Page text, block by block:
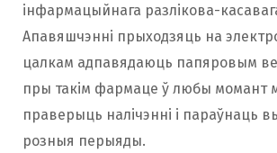
інфармацыйнага разлікова-
Апавяшчэнні прыходзяць на
цалкам адпавядаюць папяровым
пры такім фармаце ў любы момант
праверыць налічэнні і параўнаць
розныя перыяды.